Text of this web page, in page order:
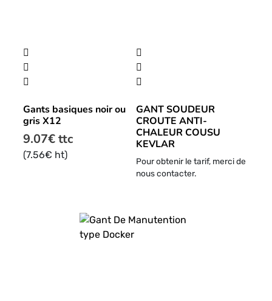
Ce
produit
a
variations.
Les
options
peuvent
Gants basiques noir ou
gris X12
9.07€ttc
(7.56€ ht)
GANT SOUDEUR
CROUTE ANTI-
CHALEUR COUSU
KEVLAR
Pour obtenir le tarif, merci de
nous contacter.